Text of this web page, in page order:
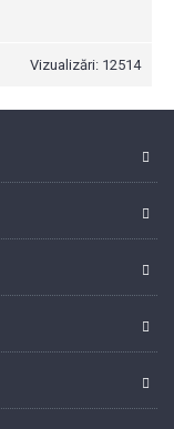
Vizualizări: 12514